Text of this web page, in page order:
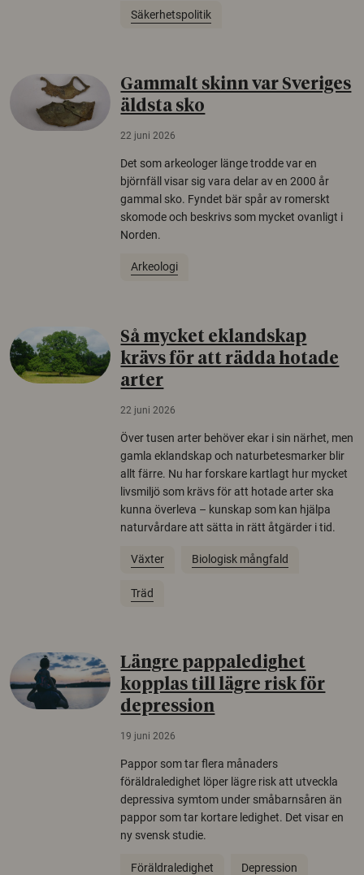
Säkerhetspolitik
Gammalt skinn var Sveriges
äldsta sko
22 juni 2026
Det som arkeologer länge trodde var en
björnfäll visar sig vara delar av en 2000 år
gammal sko. Fyndet bär spår av romerskt
skomode och beskrivs som mycket ovanligt i
Norden.
Arkeologi
Så mycket eklandskap
krävs för att rädda hotade
arter
22 juni 2026
Över tusen arter behöver ekar i sin närhet, men
gamla eklandskap och naturbetesmarker blir
allt färre. Nu har forskare kartlagt hur mycket
livsmiljö som krävs för att hotade arter ska
kunna överleva – kunskap som kan hjälpa
naturvårdare att sätta in rätt åtgärder i tid.
Växter Biologisk mångfald
Träd
Längre pappaledighet
kopplas till lägre risk för
depression
19 juni 2026
Pappor som tar flera månaders
föräldraledighet löper lägre risk att utveckla
depressiva symtom under småbarnsåren än
pappor som tar kortare ledighet. Det visar en
ny svensk studie.
Föräldraledighet Depression